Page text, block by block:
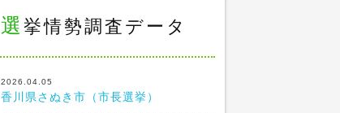
選 挙情勢調査データ
2026.04.05
香川県さぬき市（市長選挙）